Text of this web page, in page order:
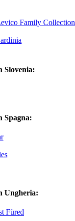
Family Collection
Slovenia:
Spagna:
Ungheria:
Füred